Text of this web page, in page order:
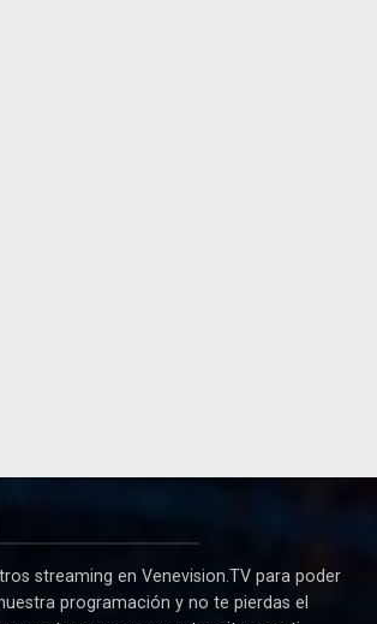
streaming en Venevision.TV para poder
programación y no te pierdas el